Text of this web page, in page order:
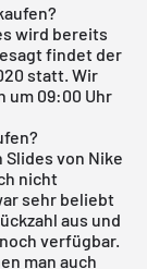
wird bereits
findet der
statt. Wir
um 09:00 Uhr
von Nike
nicht
sehr beliebt
aus und
verfügbar.
man auch